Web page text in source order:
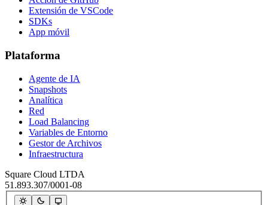
Extensión de VSCode
SDKs
App móvil
Plataforma
Agente de IA
Snapshots
Analítica
Red
Load Balancing
Variables de Entorno
Gestor de Archivos
Infraestructura
Square Cloud LTDA
51.893.307/0001-08